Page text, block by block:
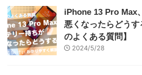
iPhone 13 Pro Max
悪くなったらどう
のよくある質問】
2024/5/28